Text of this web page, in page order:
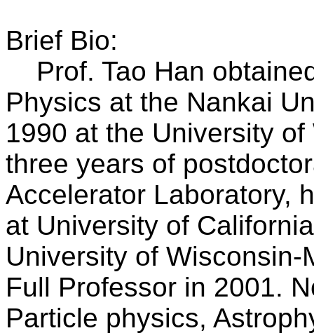
Brief Bio:
Prof. Tao Han
Physics at the Nankai
1990 at the University
three years of
Accelerator Laboratory,
at University of
University of
Full Professor in 2001.
Particle physics,